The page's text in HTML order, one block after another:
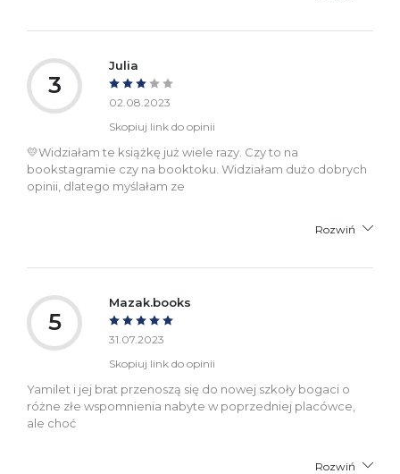
3
Julia
02.08.2023
Skopiuj link do opinii
💛Widziałam te książkę już wiele razy. Czy to na
bookstagramie czy na booktoku. Widziałam dużo dobrych
opinii, dlatego myślałam ze
Rozwiń
5
Mazak.books
31.07.2023
Skopiuj link do opinii
Yamilet i jej brat przenoszą się do nowej szkoły bogaci o
różne złe wspomnienia nabyte w poprzedniej placówce,
ale choć
Rozwiń